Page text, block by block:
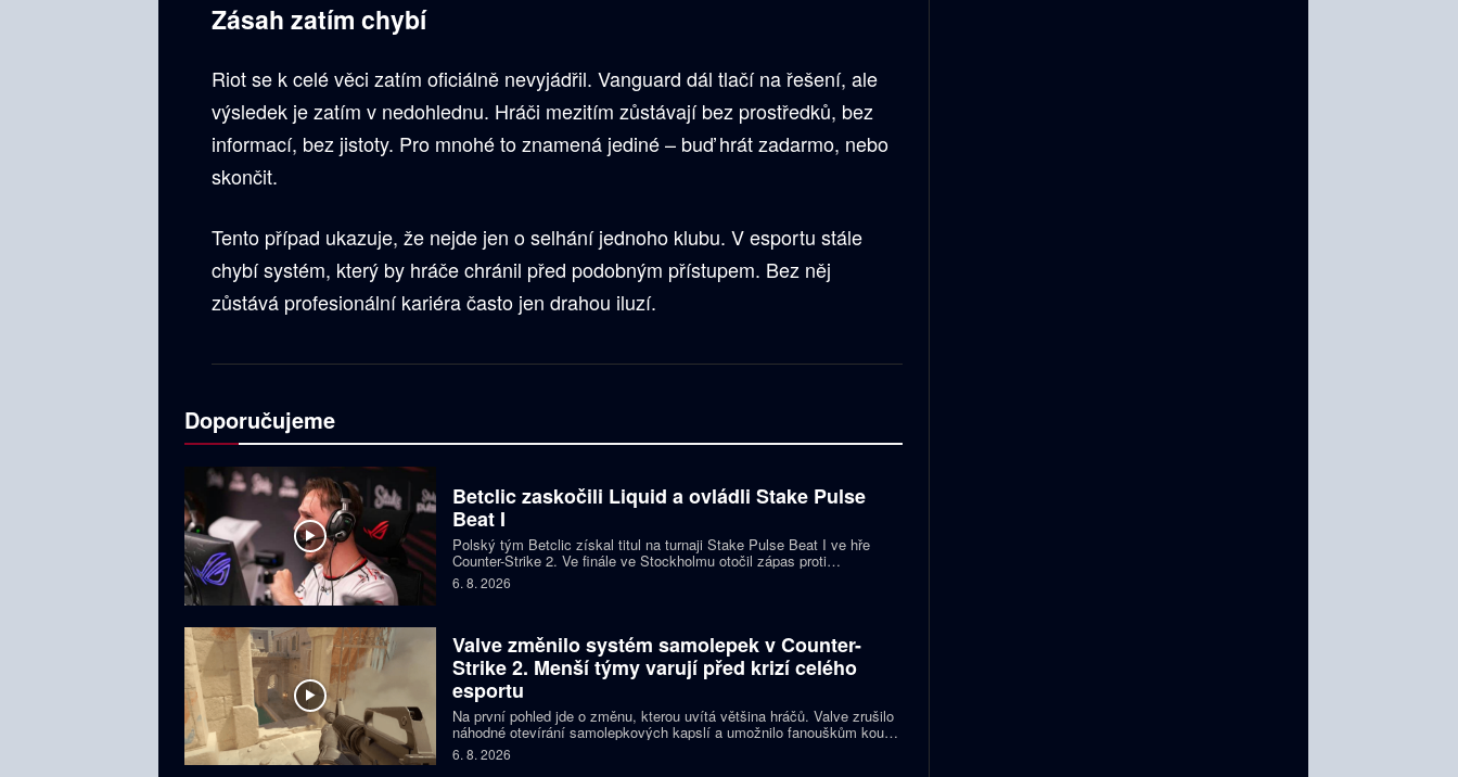
Zásah zatím chybí
Riot se k celé věci zatím oficiálně nevyjádřil. Vanguard dál tlačí na řešení, ale
výsledek je zatím v nedohlednu. Hráči mezitím zůstávají bez prostředků, bez
informací, bez jistoty. Pro mnohé to znamená jediné – buď hrát zadarmo, nebo
skončit.
Tento případ ukazuje, že nejde jen o selhání jednoho klubu. V esportu stále
chybí systém, který by hráče chránil před podobným přístupem. Bez něj
zůstává profesionální kariéra často jen drahou iluzí.
Doporučujeme
Betclic zaskočili Liquid a ovládli Stake Pulse
Beat I
Polský tým Betclic získal titul na turnaji Stake Pulse Beat I ve hře
Counter-Strike 2. Ve finále ve Stockholmu otočil zápas proti
favorizovaným Liquid a zvítězil 2:1 na mapy.
6. 8. 2026
Valve změnilo systém samolepek v Counter-
Strike 2. Menší týmy varují před krizí celého
esportu
Na první pohled jde o změnu, kterou uvítá většina hráčů. Valve zrušilo
náhodné otevírání samolepkových kapslí a umožnilo fanouškům koupit
si přímo samolepku svého oblíbeného týmu nebo hráče. Podle řady
organizací ale nový systém dramaticky snižuje jejich příjmy a může
6. 8. 2026